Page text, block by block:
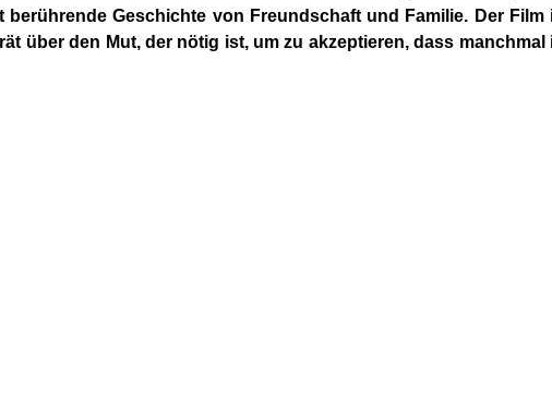
berührende Geschichte von Freundschaft und Familie. Der Film
über den Mut, der nötig ist, um zu akzeptieren, dass manchmal